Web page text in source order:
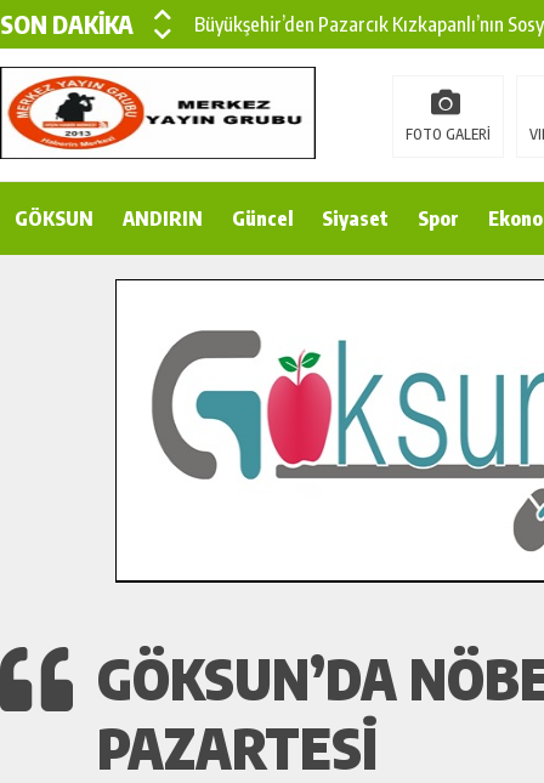
SON DAKİKA
Büyükşehir’den Pazarcık Kızkapanlı’nın
Büyükşehir’den Pazarcık Kırsalına Modern
Çin’den KSÜ’ye Uluslararası Başarı:
Gençler Pusula Maraş Kampında Yeni
İlçe Jandarma Komutanı Karakaya’dan
Bertiz’in Yeni Köprüsünde Sona Doğru.
FOTO GALERİ
GÖKSUN ANDIRIN Güncel Siyaset Spor
GÖKSUN’DA
PAZARTESI